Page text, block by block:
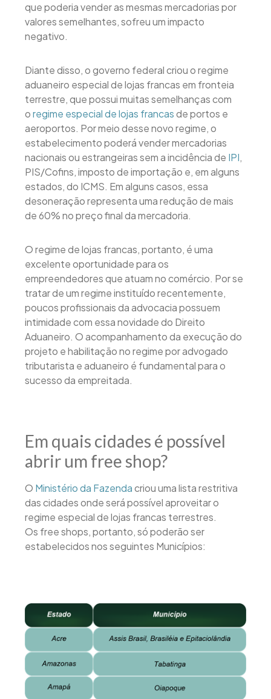
que poderia vender as mesmas mercadorias por
valores semelhantes, sofreu um impacto
negativo.
Diante disso, o governo federal criou o regime
aduaneiro especial de lojas francas em fronteia
terrestre, que possui muitas semelhanças com
oregime especial de lojas francasde portos e
aeroportos. Por meio desse novo regime, o
estabelecimento poderá vender mercadorias
nacionais ou estrangeiras sem a incidência de IPI,
PIS/Cofins, imposto de importação e, em alguns
estados, do ICMS. Em alguns casos, essa
desoneração representa uma redução de mais
de 60% no preço final da mercadoria.
O regime de lojas francas, portanto, é uma
excelente oportunidade para os
empreendedores que atuam no comércio. Por se
tratar de um regime instituído recentemente,
poucos profissionais da advocacia possuem
intimidade com essa novidade do Direito
Aduaneiro. O acompanhamento da execução do
projeto e habilitação no regime por advogado
tributarista e aduaneiro é fundamental para o
sucesso da empreitada.
Em quais cidades é possível
abrir um free shop?
O Ministério da Fazendacriou uma lista restritiva
das cidades onde será possível aproveitar o
regime especial de lojas francas terrestres.
Os free shops, portanto, só poderão ser
estabelecidos nos seguintes Municípios: